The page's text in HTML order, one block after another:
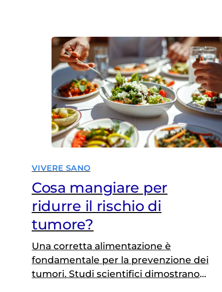
cruciale per stare bene e prevenire
cali energetici, disidratazione e
disturbi digestivi. Che ci si dedichi al
riposo o…
VIVERE SANO
Cosa mangiare per
ridurre il rischio di
tumore?
Una corretta alimentazione è
fondamentale per la prevenzione dei
tumori. Studi scientifici dimostrano